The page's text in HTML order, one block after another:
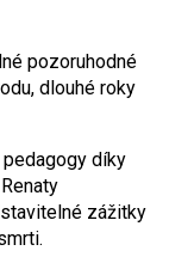
pozoruhodné
dlouhé roky
pedagogy díky
zážitky